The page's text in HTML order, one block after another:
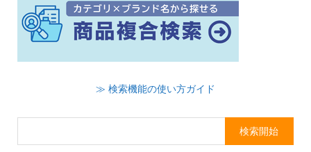
≫ 検索機能の使い方ガイド